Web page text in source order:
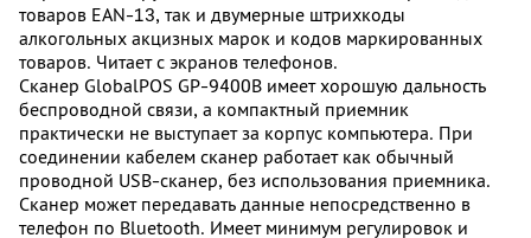
товаров EAN-13, так и двумерные штрихкоды
алкогольных акцизных марок и кодов маркированных
товаров. Читает с экранов телефонов.
Сканер GlobalPOS GP-9400B имеет хорошую дальность
беспроводной связи, а компактный приемник
практически не выступает за корпус компьютера. При
соединении кабелем сканер работает как обычный
проводной USB-сканер, без использования приемника.
Сканер может передавать данные непосредственно в
телефон по Bluetooth. Имеет минимум регулировок и